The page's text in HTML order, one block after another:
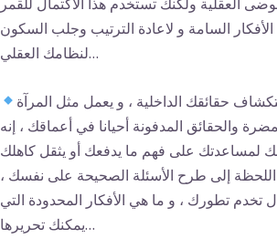
السامة و لاعادة الترتيب وجلب السكون
لنظامك العقلي…
حقائقك الداخلية ، و يعمل مثل المرآة
والحقائق المدفونة أحيانا في أعماقك ، إنه
لمساعدتك على فهم ما يدفعك أو يثقل كاهلك
إلى طرح الأسئلة الصحيحة على نفسك ،
تخدم تطورك ، و ما هي الأفكار المحدودة التي
يمكنك تحريرها…